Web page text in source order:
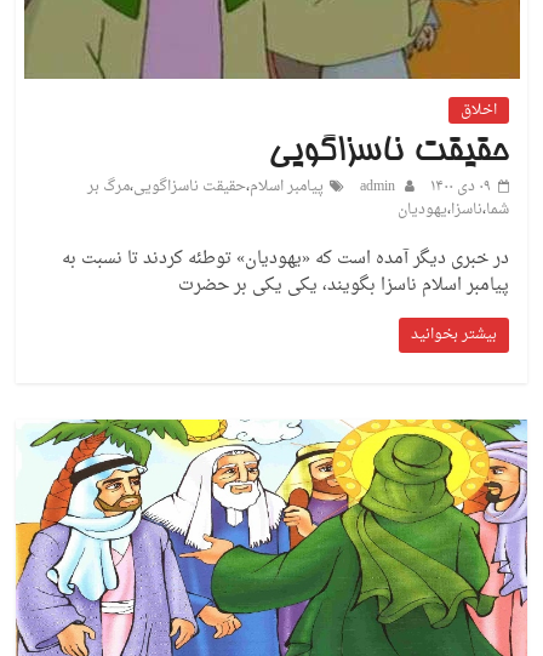
اخلاق
حقیقت ناسزاگویی
۰۹ دی ۱۴۰۰ admin پیامبر اسلام،حقیقت ناسزاگویی،مرگ بر
شما،ناسزا،یهودیان
در خبری دیگر آمده است که «یهودیان» توطئه کردند تا نسبت به
پیامبر اسلام ناسزا بگویند، یکی یکی بر حضرت
بیشتر بخوانید